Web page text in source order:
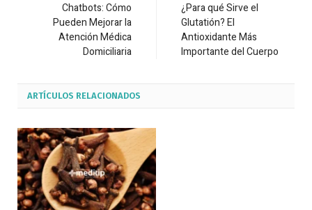
Chatbots: Cómo
Pueden Mejorar la
Atención Médica
Domiciliaria
¿Para qué Sirve el
Glutatión? El
Antioxidante Más
Importante del Cuerpo
ARTÍCULOS RELACIONADOS